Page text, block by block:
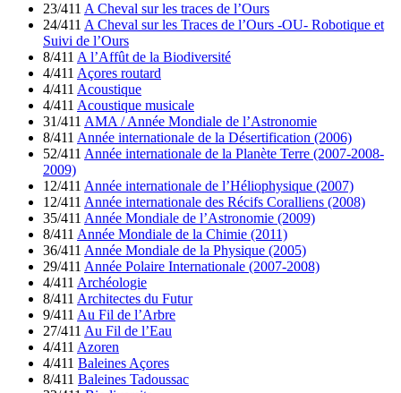
23/411 A Cheval sur les traces de l’Ours
24/411 A Cheval sur les Traces de l’Ours -OU- Robotique et
Suivi de l’Ours
8/411 A l’Affût de la Biodiversité
4/411 Açores routard
4/411 Acoustique
4/411 Acoustique musicale
31/411 AMA / Année Mondiale de l’Astronomie
8/411 Année internationale de la Désertification (2006)
52/411 Année internationale de la Planète Terre (2007-2008-
2009)
12/411 Année internationale de l’Héliophysique (2007)
12/411 Année internationale des Récifs Coralliens (2008)
35/411 Année Mondiale de l’Astronomie (2009)
8/411 Année Mondiale de la Chimie (2011)
36/411 Année Mondiale de la Physique (2005)
29/411 Année Polaire Internationale (2007-2008)
4/411 Archéologie
8/411 Architectes du Futur
9/411 Au Fil de l’Arbre
27/411 Au Fil de l’Eau
4/411 Azoren
4/411 Baleines Açores
8/411 Baleines Tadoussac